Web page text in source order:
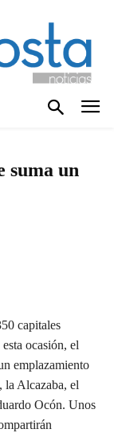
suma un
capitales
ocasión, el
emplazamiento
la Alcazaba, el
Ocón. Unos